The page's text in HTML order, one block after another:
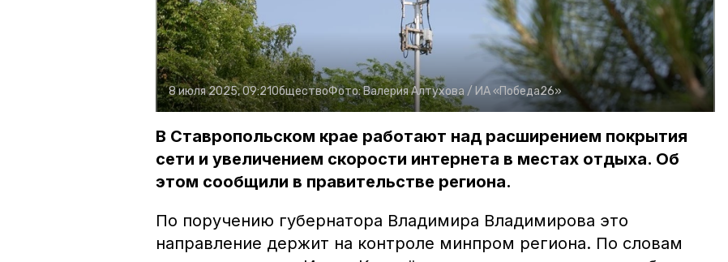
8 июля 2025, 09:21ОбществоФото:Валерия Алтухова / ИА «Победа26»
В Ставропольском крае работают над расширением покрытия
сети и увеличением скорости интернета в местах отдыха. Об
этом сообщили в правительстве региона.
По поручению губернатора Владимира Владимирова это
направление держит на контроле минпром региона. По словам